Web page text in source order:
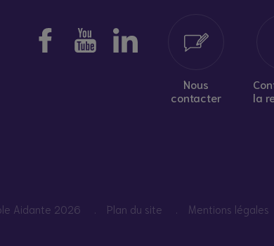
Nous
contacter
la
Aidante 2026 Plan du site Mentions légales